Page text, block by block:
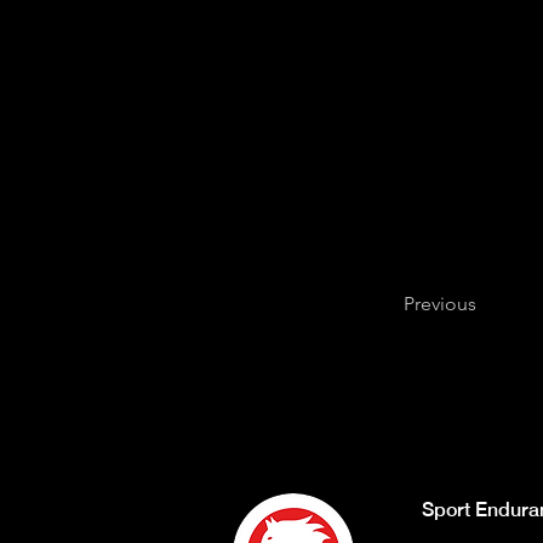
Previous
Sport